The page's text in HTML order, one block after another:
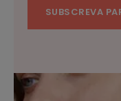
SUBSCREVA